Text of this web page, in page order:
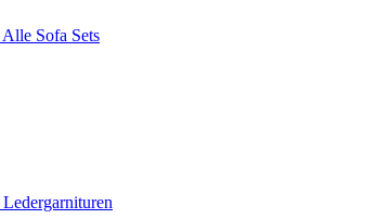
Alle Sofa Sets
Ledergarnituren